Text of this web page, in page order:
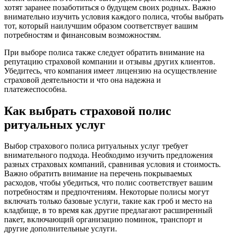
хотят заранее позаботиться о будущем своих родных. Важно
внимательно изучить условия каждого полиса, чтобы выбрать
тот, который наилучшим образом соответствует вашим
потребностям и финансовым возможностям.
При выборе полиса также следует обратить внимание на
репутацию страховой компании и отзывы других клиентов.
Убедитесь, что компания имеет лицензию на осуществление
страховой деятельности и что она надежна и
платежеспособна.
Как выбрать страховой полис
ритуальных услуг
Выбор страхового полиса ритуальных услуг требует
внимательного подхода. Необходимо изучить предложения
разных страховых компаний, сравнивая условия и стоимость.
Важно обратить внимание на перечень покрываемых
расходов, чтобы убедиться, что полис соответствует вашим
потребностям и предпочтениям. Некоторые полисы могут
включать только базовые услуги, такие как гроб и место на
кладбище, в то время как другие предлагают расширенный
пакет, включающий организацию поминок, транспорт и
другие дополнительные услуги.